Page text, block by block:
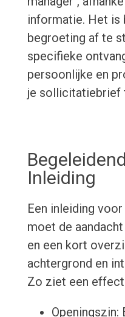
informatie. Het is
begroeting af te
specifieke
persoonlijke en
je sollicitatiebrief
Inleiding
Een inleiding
moet de
en een kort
achtergrond en
Zo ziet een
Openingszin: